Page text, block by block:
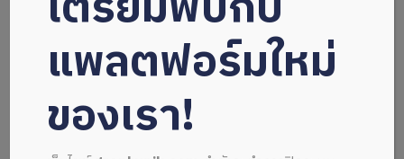
แพลตฟอร์มใหม่
ของเรา!